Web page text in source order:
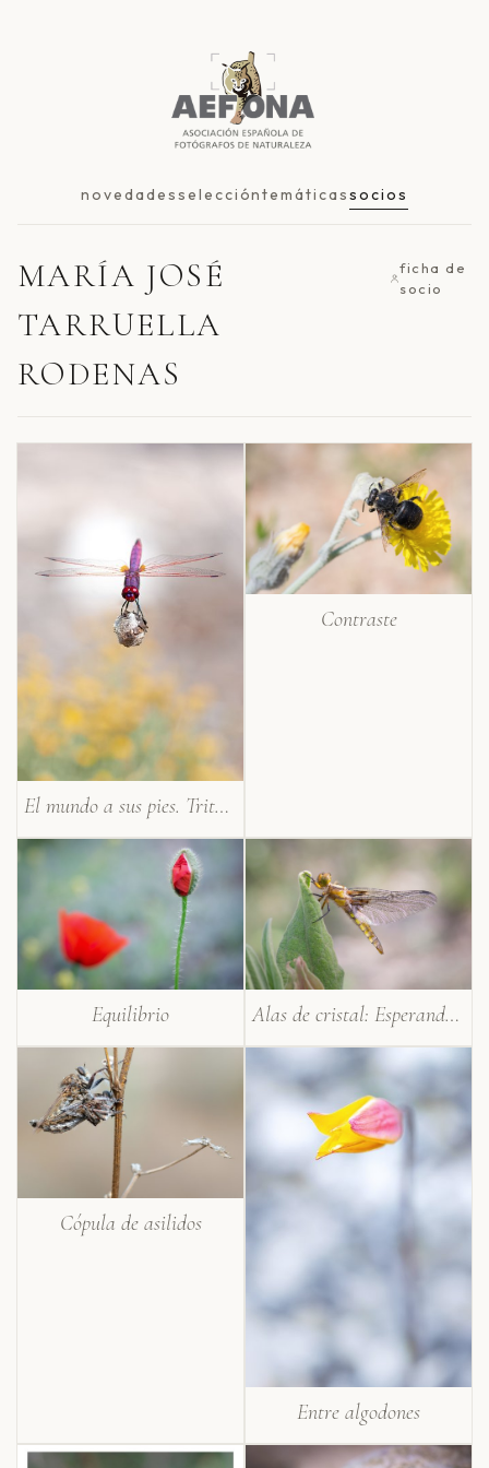
novedadesseleccióntemáticassocios
MARÍA JOSÉ
TARRUELLA
RODENAS
ficha de
socio
El mundo a sus pies. Trithemis annulata (macho)
Contraste
Equilibrio Alas de cristal: Esperando su primer vuelo
Cópula de asilidos
Entre algodones